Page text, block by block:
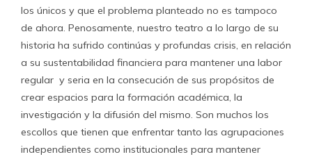
los únicos y que el problema planteado no es tampoco
de ahora. Penosamente, nuestro teatro a lo largo de su
historia ha sufrido continúas y profundas crisis, en relación
a su sustentabilidad financiera para mantener una labor
regular y seria en la consecución de sus propósitos de
crear espacios para la formación académica, la
investigación y la difusión del mismo. Son muchos los
escollos que tienen que enfrentar tanto las agrupaciones
independientes como institucionales para mantener